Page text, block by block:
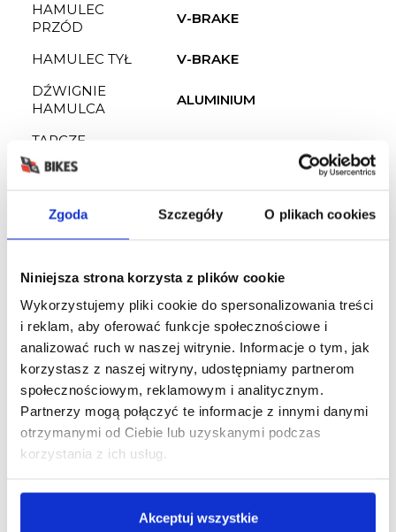
Zgoda Szczegóły O plikach cookies
Niniejsza strona korzysta z plików cookie
Wykorzystujemy pliki cookie do spersonalizowania treści
i reklam, aby oferować funkcje społecznościowe i
analizować ruch w naszej witrynie. Informacje o tym, jak
korzystasz z naszej witryny, udostępniamy partnerom
społecznościowym, reklamowym i analitycznym.
Partnerzy mogą połączyć te informacje z innymi danymi
otrzymanymi od Ciebie lub uzyskanymi podczas
korzystania z ich usług.
Akceptuj wszystkie
HAMULEC
PRZÓD
V-BRAKE
HAMULEC TYŁ
V-BRAKE
DŹWIGNIE
HAMULCA
ALUMINIUM
TARCZE
HAMULCOWE
HAMULCOWE
BRAK
KIEROWNICA
ALUMINIUM 580 MM 31.8
WSPORNIK
ALUMINIUM 70MM/31,8/7°
SIODŁO
SELLE ROYAL EXPLORA JR
WSPORNIK
SIODŁA
STEEL 27,2X300